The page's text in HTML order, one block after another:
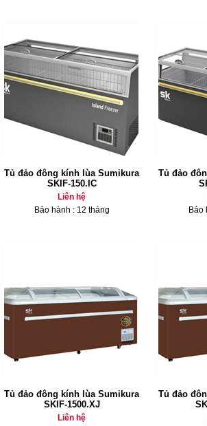
Tủ đảo đông kính lùa Sumikura
SKIF-150.IC
Liên hệ
Bảo hành : 12 tháng
Tủ đảo
Bảo
Tủ đảo đông kính lùa Sumikura
SKIF-1500.XJ
Liên hệ
Tủ đảo